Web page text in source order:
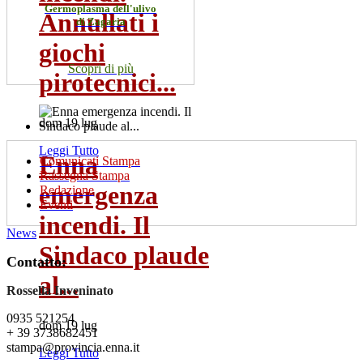
Annullati i
giochi
pirotecnici...
dom 19 lug
Leggi Tutto
Enna
emergenza
incendi. Il
Sindaco plaude
al...
dom 19 lug
Leggi Tutto
Germoplasma dell'ulivo
di Zagaria
Scopri di più
Comunicati Stampa
Rassegna Stampa
Redazione
Eventi
News
Contatto:
Rossella Inveninato
0935 521254
+ 39 3738682451
stampa@provincia.enna.it